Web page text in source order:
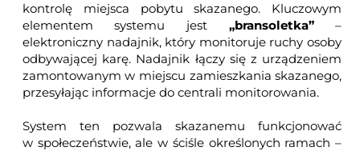
kontrolę miejsca pobytu skazanego. Kluczowym
elementem systemu jest „bransoletka”–
elektroniczny nadajnik, który monitoruje ruchy osoby
odbywającej karę. Nadajnik łączy się z urządzeniem
zamontowanym w miejscu zamieszkania skazanego,
przesyłając informacje do centrali monitorowania.
System ten pozwala skazanemu funkcjonować
w społeczeństwie, ale w ściśle określonych ramach –